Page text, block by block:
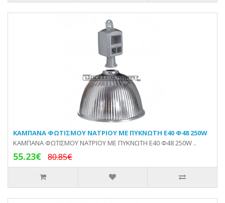
KAMΠΑΝA ΦΩΤΙΣΜΟΥ ΝΑΤΡΙΟΥ ΜΕ ΠΥΚΝΩΤΗ E40 Φ48 250W
KAMΠΑΝA ΦΩΤΙΣΜΟΥ ΝΑΤΡΙΟΥ ΜΕ ΠΥΚΝΩΤΗ E40 Φ48 250W ..
55.23€ 80.85€